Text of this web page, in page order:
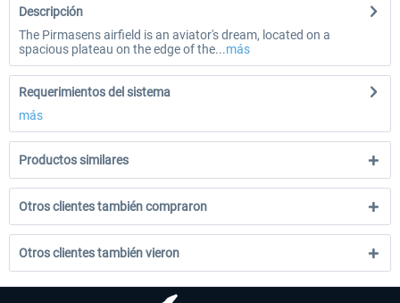
Descripción
The Pirmasens airfield is an aviator's dream, located on a
spacious plateau on the edge of the...más
Requerimientos del sistema
más
Productos similares
Otros clientes también compraron
Otros clientes también vieron